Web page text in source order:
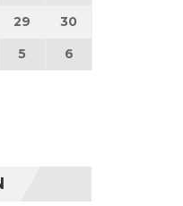
2026
augustus 2026
29 29 augustus 2026
30
2026 2026
5 5 september 2026
6